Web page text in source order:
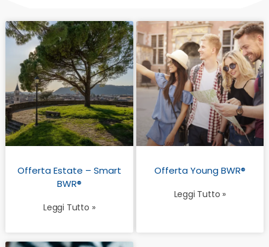
Offerta Estate – Smart
BWR®
Leggi Tutto »
Offerta Young BWR®
Leggi Tutto »